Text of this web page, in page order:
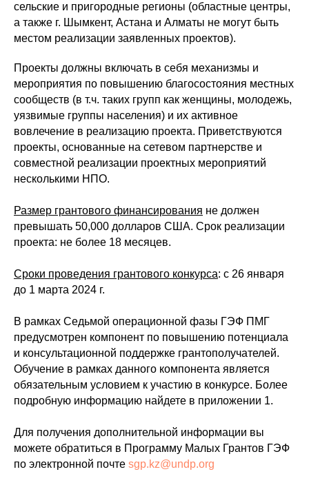
сельские и пригородные регионы (областные центры,
а также г. Шымкент, Астана и Алматы не могут быть
местом реализации заявленных проектов).
Проекты должны включать в себя механизмы и
мероприятия по повышению благосостояния местных
сообществ (в т.ч. таких групп как женщины, молодежь,
уязвимые группы населения) и их активное
вовлечение в реализацию проекта. Приветствуются
проекты, основанные на сетевом партнерстве и
совместной реализации проектных мероприятий
несколькими НПО.
Размер грантового финансирования не должен
превышать 50,000 долларов США. Срок реализации
проекта: не более 18 месяцев.
Сроки проведения грантового конкурса: с 26 января
до 1 марта 2024 г.
В рамках Седьмой операционной фазы ГЭФ ПМГ
предусмотрен компонент по повышению потенциала
и консультационной поддержке грантополучателей.
Обучение в рамках данного компонента является
обязательным условием к участию в конкурсе. Более
подробную информацию найдете в приложении 1.
Для получения дополнительной информации вы
можете обратиться в Программу Малых Грантов ГЭФ
по электронной почте sgp.kz@undp.org